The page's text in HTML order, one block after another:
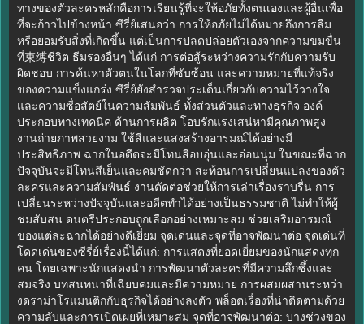
ทางของตัวละครหลักคือการเรียนรู้ที่จะให้อภัยทั้งตนเองและผู้อื่นเพื่อ
ที่จะก้าวไปข้างหน้า ซีรี่ย์เสนอว่า การให้อภัยไม่ได้หมายถึงการลืม
หรือยอมรับสิ่งที่เกิดขึ้น แต่เป็นการปลดปล่อยตัวเองจากความขมขื่น
ที่束缚ชีวิต ธีมรองอื่นๆ ได้แก่ การต่อสู้ระหว่างความรักกับความรับ
ผิดชอบ การค้นหาตัวตนในโลกที่ซับซ้อน และความหมายที่แท้จริง
ของความแข็งแกร่ง ซีรี่ย์ยังสำรวจประเด็นเกี่ยวกับความไว้วางใจ
และความซื่อสัตย์ในความสัมพันธ์ ทั้งส่วนตัวและทางธุรกิจ องค์
ประกอบทางเทคนิค ด้านการผลิต โอบรักแรงเสน่หามีคุณภาพสูง
งานถ่ายภาพสวยงาม ใช้สีและแสงสร้างอารมณ์ได้อย่างมี
ประสิทธิภาพ ฉากในอดีตจะมีโทนสีอบอุ่นและอ่อนนุ่ม ในขณะที่ฉาก
ปัจจุบันจะมีโทนสีเย็นและคมชัดกว่า สะท้อนการเปลี่ยนแปลงของตัว
ละครและความสัมพันธ์ งานตัดต่อช่วยให้การเล่าเรื่องราบรื่น การ
เปลี่ยนระหว่างปัจจุบันและอดีตทำได้อย่างเป็นธรรมชาติ ไม่ทำให้ผู้
ชมสับสน ดนตรีประกอบถูกเลือกอย่างเหมาะสม ช่วยเสริมอารมณ์
ของแต่ละฉากได้อย่างดีเยี่ยม จุดเด่นและจุดที่อาจพัฒนาต่อ จุดเด่นที่
โดดเด่นของซีรี่ย์เรื่องนี้ได้แก่: การแสดงที่ยอดเยี่ยมของนักแสดงทุก
คน โดยเฉพาะนักแสดงนำ การพัฒนาตัวละครที่มีความลึกซึ้งและ
สมจริง บทสนทนาที่เฉียบคมและมีความหมาย การผสมผสานระหว่า
งดราม่าโรแมนติกกับธุรกิจได้อย่างลงตัว พล็อตเรื่องที่น่าติดตามด้วย
ความลับและการเปิดเผยที่เหมาะสม จุดที่อาจพัฒนาต่อ: บางช่วงของ